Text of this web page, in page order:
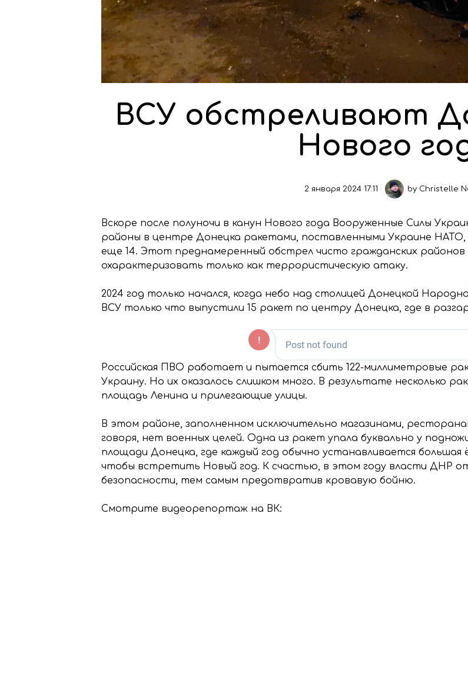
ВСУ обстреливают
Нового
2 января 2024 17:11 by Christelle
Вскоре после полуночи в канун Нового года Вооруженные Силы
районы в центре Донецка ракетами, поставленными Украине
еще 14. Этот преднамеренный обстрел чисто гражданских районов
охарактеризовать только как террористическую атаку.
2024 год только начался, когда небо над столицей Донецкой
ВСУ только что выпустили 15 ракет по центру Донецка, где в
Российская ПВО работает и пытается сбить 122-миллиметровые
Украину. Но их оказалось слишком много. В результате несколько
площадь Ленина и прилегающие улицы.
В этом районе, заполненном исключительно магазинами,
говоря, нет военных целей. Одна из ракет упала буквально у
площади Донецка, где каждый год обычно устанавливается
чтобы встретить Новый год. К счастью, в этом году власти ДНР
безопасности, тем самым предотвратив кровавую бойню.
Смотрите видеорепортаж на ВК: